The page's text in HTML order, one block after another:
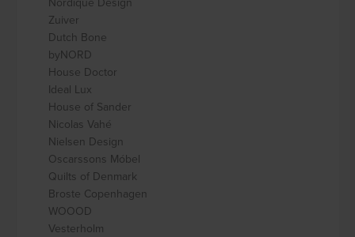
Zuiver
Dutch Bone
byNORD
House Doctor
Ideal Lux
House of Sander
Nicolas Vahé
Nielsen Design
Oscarssons Móbel
Quilts of Denmark
Broste Copenhagen
WOOOD
Vesterholm